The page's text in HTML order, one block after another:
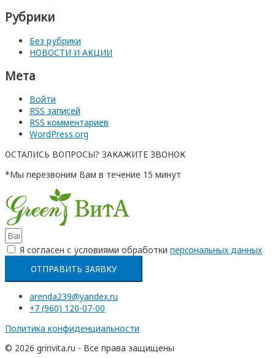
Рубрики
Без рубрики
НОВОСТИ И АКЦИИ
Мета
Войти
RSS записей
RSS комментариев
WordPress.org
ОСТАЛИСЬ ВОПРОСЫ? ЗАКАЖИТЕ ЗВОНОК
*Мы перезвоним Вам в течение 15 минут
Я согласен с условиями обработки перcональных данных
ОТПРАВИТЬ ЗАЯВКУ
arenda239@yandex.ru
+7 (960) 120-07-00
Политика конфиденциальности
© 2026 grinvita.ru - Все права защищены